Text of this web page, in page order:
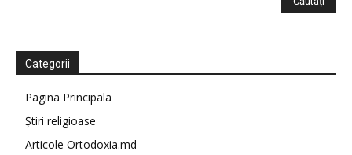
Categorii
Pagina Principala
Știri religioase
Articole Ortodoxia.md